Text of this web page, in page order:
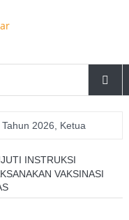
2026, Ketua
dan Kinerja Desa
INSTRUKSI
VAKSINASI